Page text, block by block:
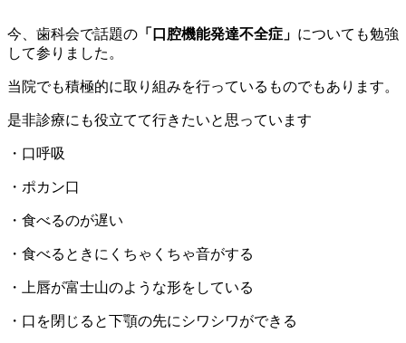
今、歯科会で話題の 「口腔機能発達不全症」 についても勉強
して参りました。
当院でも積極的に取り組みを行っているものでもあります。
是非診療にも役立てて行きたいと思っています
・口呼吸
・ポカン口
・食べるのが遅い
・食べるときにくちゃくちゃ音がする
・上唇が富士山のような形をしている
・口を閉じると下顎の先にシワシワができる